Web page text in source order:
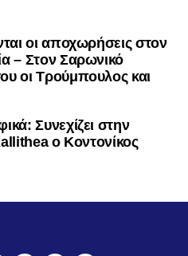
οι αποχωρήσεις στον
– Στον Σαρωνικό
οι Τρούμπουλος και
Συνεχίζει στην
ο Κοντονίκος